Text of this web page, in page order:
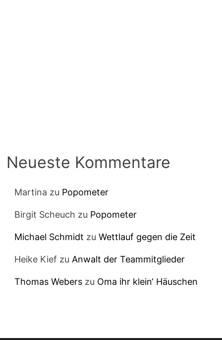
Neueste Kommentare
Martina zu Popometer
Birgit Scheuch zu Popometer
Michael Schmidt zuWettlauf gegen die Zeit
Heike Kief zu Anwalt der Teammitglieder
Thomas Webers zu Oma ihr klein‘ Häuschen